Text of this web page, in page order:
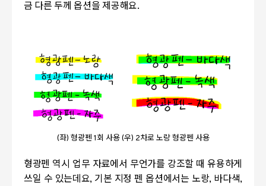
금 다른 두께 옵션을 제공해요.
(좌) 형광펜 1회 사용 (우) 2차로 노랑 형광펜 사용
형광펜 역시 업무 자료에서 무언가를 강조할 때 유용하게
쓰일 수 있는데요, 기본 지정 펜 옵션에서는 노랑, 바다색,